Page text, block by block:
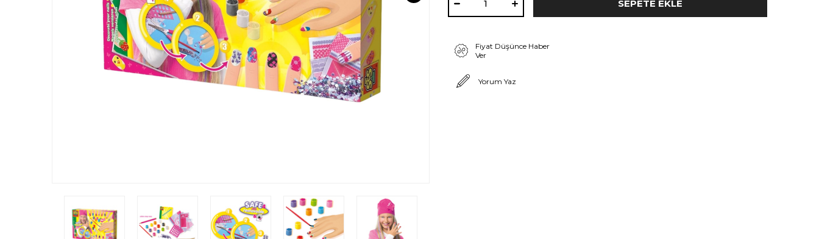
Fiyat Düşünce Haber
Ver
Yorum Yaz